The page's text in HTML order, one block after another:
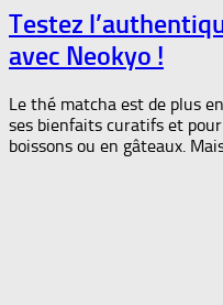
Testez
avec Neokyo !
Le thé matcha est de plus
ses bienfaits curatifs et
boissons ou en gâteaux.